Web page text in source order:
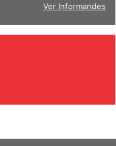
Ver Informandes